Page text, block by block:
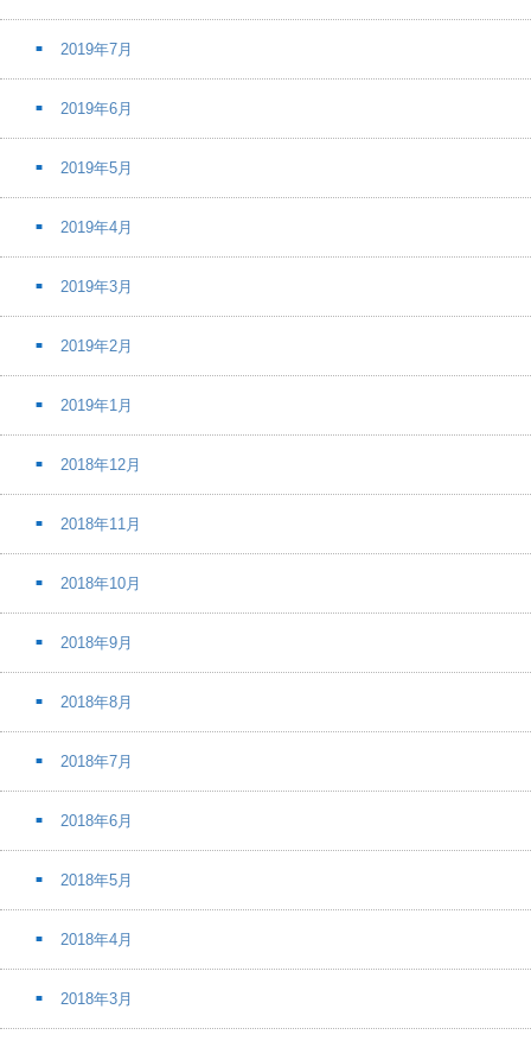
2019年7月
2019年6月
2019年5月
2019年4月
2019年3月
2019年2月
2019年1月
2018年12月
2018年11月
2018年10月
2018年9月
2018年8月
2018年7月
2018年6月
2018年5月
2018年4月
2018年3月